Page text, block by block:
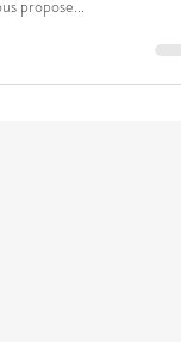
#valeur
de mon précédent
propose...